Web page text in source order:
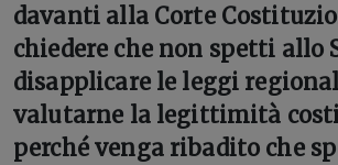
davanti alla Corte
chiedere che non spetti allo
disapplicare le leggi
valutarne la legittimità
perché venga ribadito che